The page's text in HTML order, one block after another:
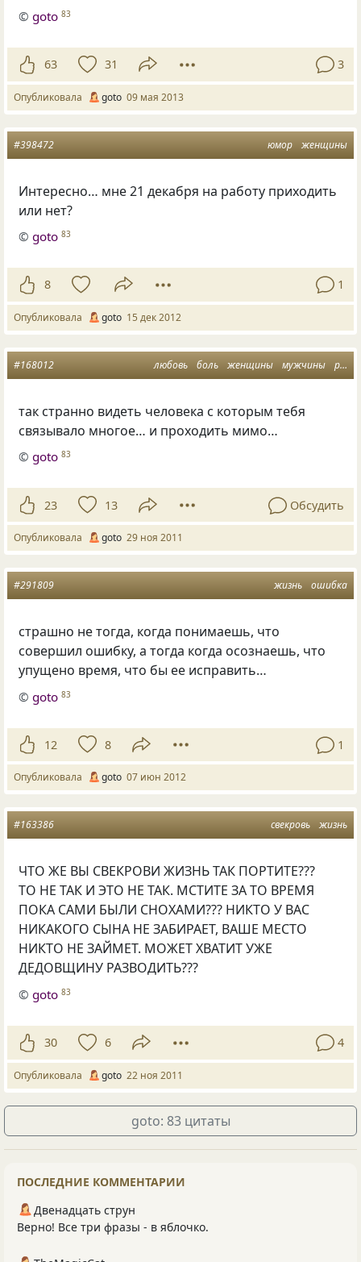
©goto 83
63 31 3
Опубликовала goto 09 мая 2013
юмор женщины
#398472
Интересно… мне 21 декабря на работу приходить
или нет?
©goto 83
8 1
Опубликовала goto 15 дек 2012
любовь боль женщины мужчины расставания
#168012
так странно видеть человека с которым тебя
связывало многое… и проходить мимо…
©goto 83
23 13 Обсудить
Опубликовала goto 29 ноя 2011
жизнь ошибка
#291809
страшно не тогда, когда понимаешь, что
совершил ошибку, а тогда когда осознаешь, что
упущено время, что бы ее исправить…
©goto 83
12 8 1
Опубликовала goto 07 июн 2012
свекровь жизнь
#163386
ЧТО ЖЕ ВЫ СВЕКРОВИ ЖИЗНЬ ТАК ПОРТИТЕ???
ТО НЕ ТАК И ЭТО НЕ ТАК. МСТИТЕ ЗА ТО ВРЕМЯ
ПОКА САМИ БЫЛИ СНОХАМИ??? НИКТО У ВАС
НИКАКОГО СЫНА НЕ ЗАБИРАЕТ, ВАШЕ МЕСТО
НИКТО НЕ ЗАЙМЕТ. МОЖЕТ ХВАТИТ УЖЕ
ДЕДОВЩИНУ РАЗВОДИТЬ???
©goto 83
30 6 4
Опубликовала goto 22 ноя 2011
goto: 83 цитаты
ПОСЛЕДНИЕ КОММЕНТАРИИ
Двенадцать струн
Верно! Все три фразы - в яблочко.